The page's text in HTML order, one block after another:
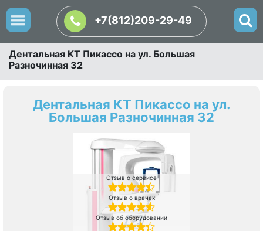
+7(812)209-29-49
Дентальная КТ Пикассо на ул. Большая
Разночинная 32
Дентальная КТ Пикассо на ул.
Большая Разночинная 32
Отзыв о сервисе
Отзыв о врачах
Отзыв об оборудовании